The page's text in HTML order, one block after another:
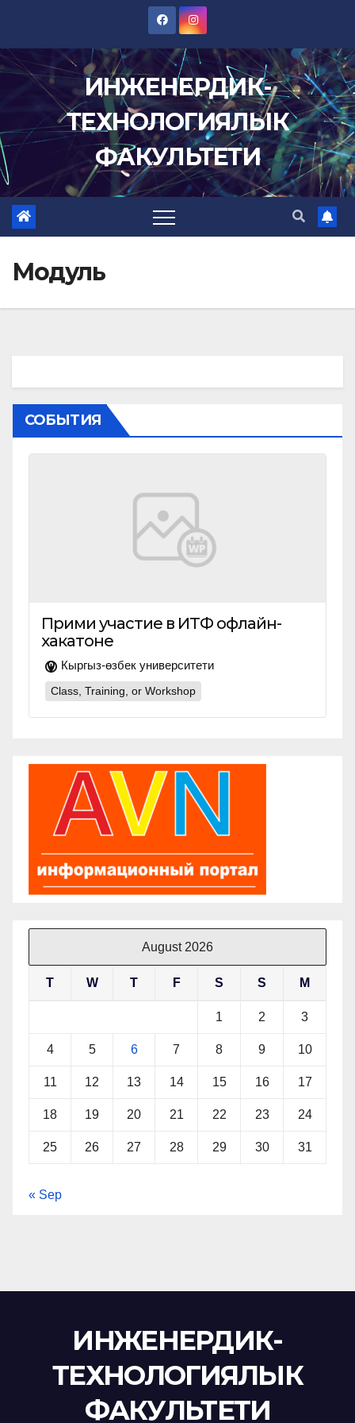
content
ИНЖЕНЕРДИК-
ТЕХНОЛОГИЯЛЫК
ФАКУЛЬТЕТИ
Модуль
СОБЫТИЯ
Прими участие в ИТФ офлайн-
хакатоне
Кыргыз-өзбек университети
Class, Training, or Workshop
August 2026
T W T F S S M
1 2 3
4 5 6 7 8 9 10
11 12 13 14 15 16 17
18 19 20 21 22 23 24
25 26 27 28 29 30 31
« Sep
ИНЖЕНЕРДИК-
ТЕХНОЛОГИЯЛЫК
ФАКУЛЬТЕТИ